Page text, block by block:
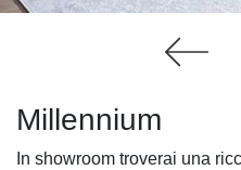
Millennium
In showroom troverai una